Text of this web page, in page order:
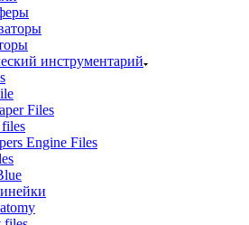
инструментарий
Files
Engine Files